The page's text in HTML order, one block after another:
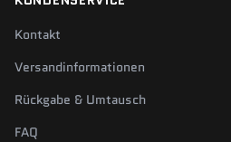
Kontakt
Versandinformationen
Rückgabe & Umtausch
FAQ